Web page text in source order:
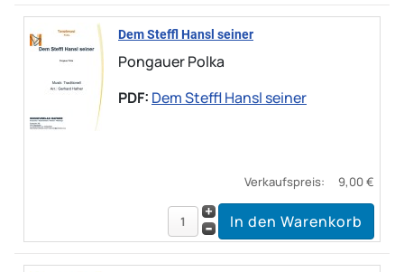
Dem Steffl Hansl seiner
Pongauer Polka
PDF: Dem Steffl Hansl seiner
Verkaufspreis: 9,00 €